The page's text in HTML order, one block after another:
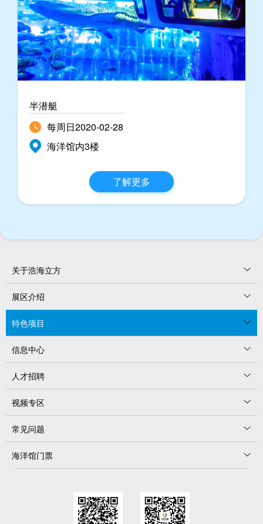
半潜艇
每周日2020-02-28
海洋馆内3楼
了解更多
关于浩海立方
展区介绍
特色项目
信息中心
人才招聘
视频专区
常见问题
海洋馆门票